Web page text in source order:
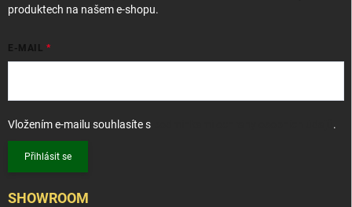
produktech na našem e-shopu.
E-MAIL
Vložením e-mailu souhlasíte s .
Přihlásit se
SHOWROOM